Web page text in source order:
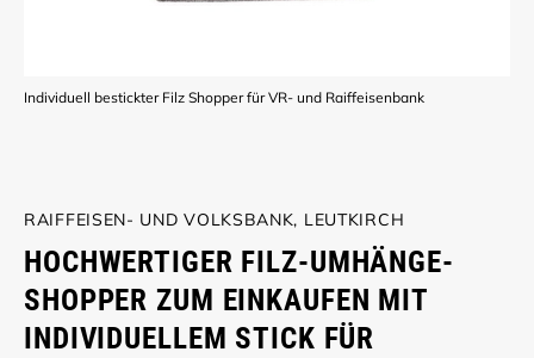
Individuell bestickter Filz Shopper für VR- und Raiffeisenbank
RAIFFEISEN- UND VOLKSBANK, LEUTKIRCH
HOCHWERTIGER FILZ-UMHÄNGE-
SHOPPER ZUM EINKAUFEN MIT
INDIVIDUELLEM STICK FÜR